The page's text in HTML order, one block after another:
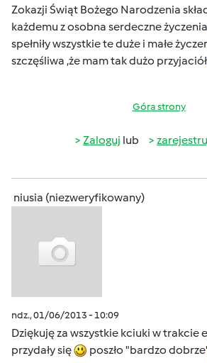
Zokazji Świąt Bożego Narodzenia
każdemu z osobna serdeczne życzenia
spełniły wszystkie te duże i małe
szczęśliwa ,że mam tak dużo przyjaciół
Góra strony
Zaloguj lub
niusia (niezweryfikowany)
ndz., 01/06/2013 - 10:09
Dziękuję za wszystkie kciuki w trakcie
przydały się
poszło "bardzo